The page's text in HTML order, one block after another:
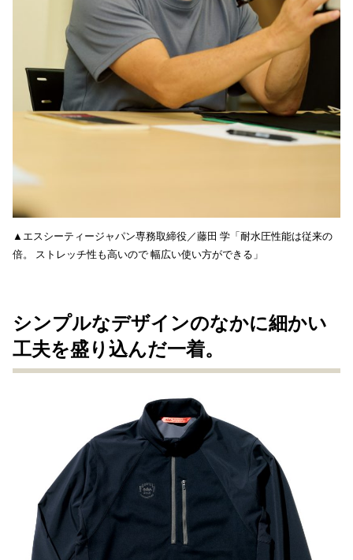
▲エスシーティージャパン専務取締役／藤田 学「耐水圧性能は従来の
倍。 ストレッチ性も高いので 幅広い使い方ができる」
シンプルなデザインのなかに細かい
工夫を盛り込んだ一着。